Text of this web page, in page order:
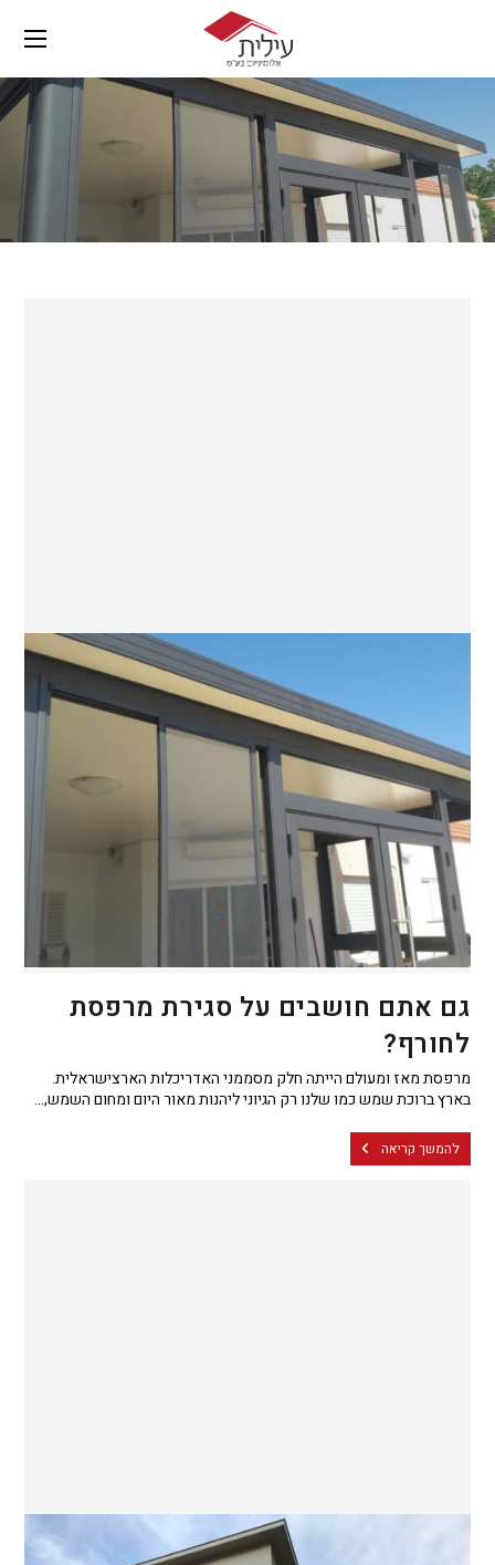
גם אתם חושבים על סגירת מרפסת
לחורף?
מרפסת מאז ומעולם הייתה חלק מסממני האדריכלות הארצישראלית.
בארץ ברוכת שמש כמו שלנו רק הגיוני ליהנות מאור היום ומחום השמש,…
להמשך קריאה